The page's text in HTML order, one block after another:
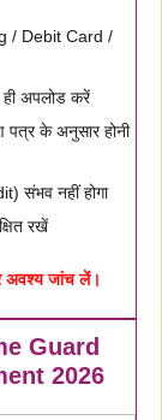
/ Debit Card /
ही अपलोड करें
पत्र के अनुसार होनी
संभव नहीं होगा
रखें
अवश्य जांच लें।
Guard
2026